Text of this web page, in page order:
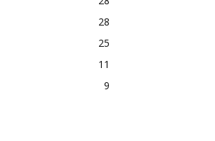
28
25
11
9